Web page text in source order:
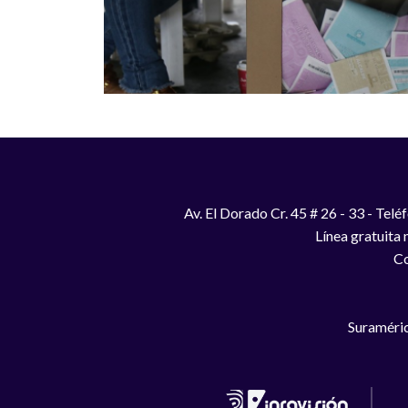
Av. El Dorado Cr. 45 # 26 - 33 -
Línea gratuita